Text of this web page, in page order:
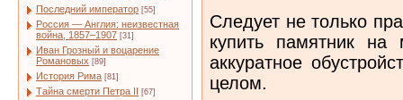
Последний император [55]
Россия — Англия: неизвестная
война, 1857–1907 [31]
Иван Грозный и воцарение
Романовых [89]
История Рима [81]
Тайна смерти Петра II [67]
Следует не только
купить памятник на
аккуратное
целом.